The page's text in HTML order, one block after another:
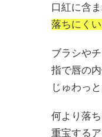
口紅に含
落ちにく
ブラシや
指で唇の
じゅわっ
何より落
重宝する